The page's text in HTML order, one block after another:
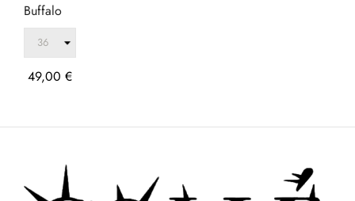
Buffalo
Τιμή
49,00 €